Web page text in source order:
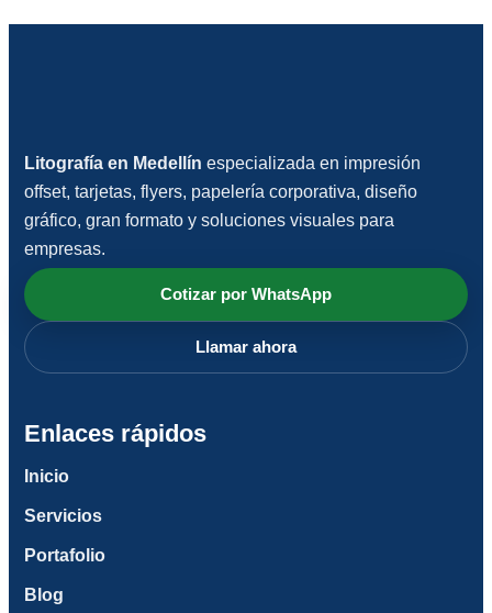
$180.000
Litografía en Medellín especializada en impresión
offset, tarjetas, flyers, papelería corporativa, diseño
gráfico, gran formato y soluciones visuales para
empresas.
Cotizar por WhatsApp
Llamar ahora
Enlaces rápidos
Inicio
Servicios
Portafolio
Blog